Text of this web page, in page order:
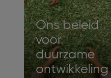
Ons beleid
voor
duurzame
ontwikkeling